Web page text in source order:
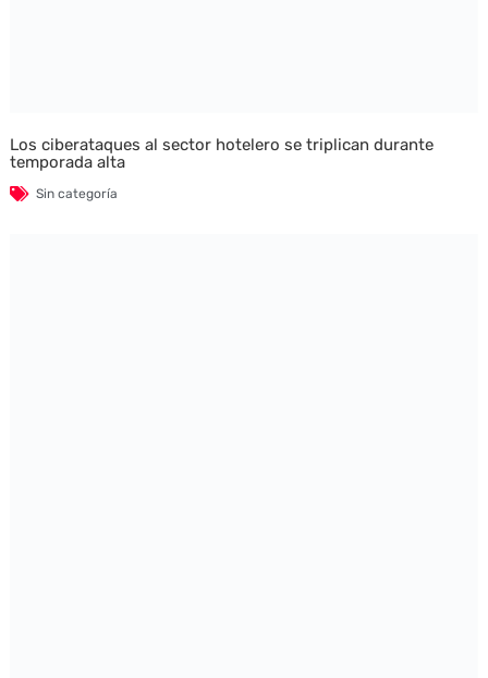
Los ciberataques al sector hotelero se triplican durante
temporada alta
Sin categoría